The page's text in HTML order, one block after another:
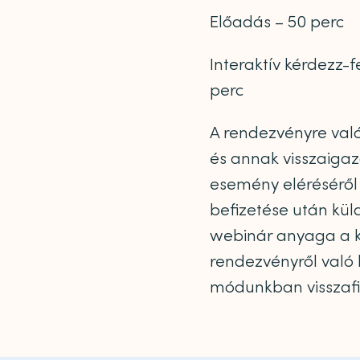
Előadás – 50 perc
Interaktív kérdezz-
perc
A rendezvényre
és annak
esemény
befizetése után
webinár anyaga a
rendezvényről
módunkban